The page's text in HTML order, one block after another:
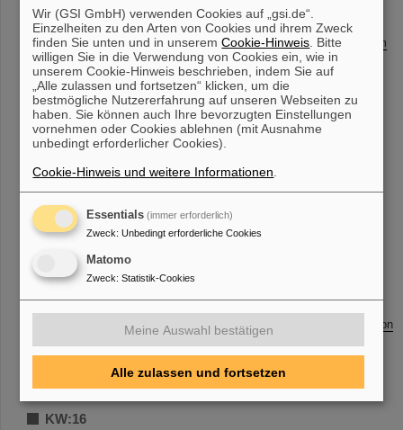
GREWIS in der Presse und TV
Betriebsende für Debian 6.x
CRYRING@ESR Teilchenzähler-Workshop
Anpassungen im Einkauf durch die Vergaberechtsreform
2016
Richtlinie für Bestellanforderer
Einladung zur Roadshow am Donnerstag, 19.05.2016
Prüfpflichtige Arbeitsmittel
KW:19
Entwicklung hochpräziser Kernuhr rückt näher
KW:18
„Ich will Astrophysik studieren!“ – GSI und FAIR
begeistern beim Girls’Day
Waldparkplatz
KW:17
verliehen
Aus dem Wissenschaftlich-Technischen Rat
Reisekosten ohne gesondertes Honorar / Abrechnung von
nur Reisekosten für Betriebsfremde
IT-Unterstützung für Projekte
TYPO3-Schulung
Umzug Lizenzserver (SRVFLEXLMHFSS)
KW:16
Wir (GSI GmbH) verwenden Cookies auf „gsi.de“.
Einzelheiten zu den Arten von Cookies und ihrem Zweck
finden Sie unten und in unseremCookie-Hinweis . Bitte
willigen Sie in die Verwendung von Cookies ein, wie in
unserem Cookie-Hinweis beschrieben, indem Sie auf
„Alle zulassen und fortsetzen“ klicken, um die
bestmögliche Nutzererfahrung auf unseren Webseiten zu
haben. Sie können auch Ihre bevorzugten Einstellungen
vornehmen oder Cookies ablehnen (mit Ausnahme
unbedingt erforderlicher Cookies).
Cookie-Hinweis und weitere Informationen
Essentials (immer erforderlich)
Zweck: Unbedingt erforderliche Cookies
Matomo
Zweck: Statistik-Cookies
Meine Auswahl bestätigen
Alle zulassen und fortsetzen